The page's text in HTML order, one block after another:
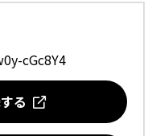
cGc8Y4
る